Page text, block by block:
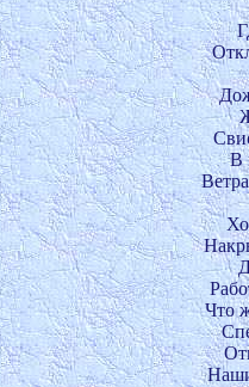
В
Что